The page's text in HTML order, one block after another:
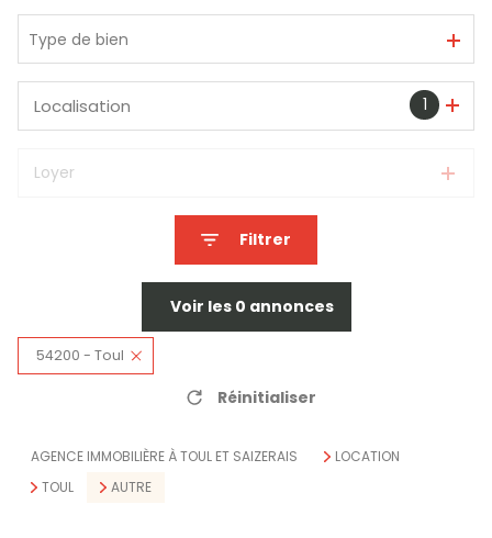
De l'immo pro
Type de bien
1
Localisation
Loyer
Filtrer
Voir les 0 annonces
54200 - Toul
Réinitialiser
AGENCE IMMOBILIÈRE À TOUL ET SAIZERAIS
LOCATION
TOUL
AUTRE